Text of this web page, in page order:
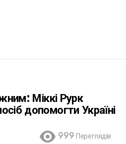
Міккі Рурк
допомогти Україні
999 Переглядів